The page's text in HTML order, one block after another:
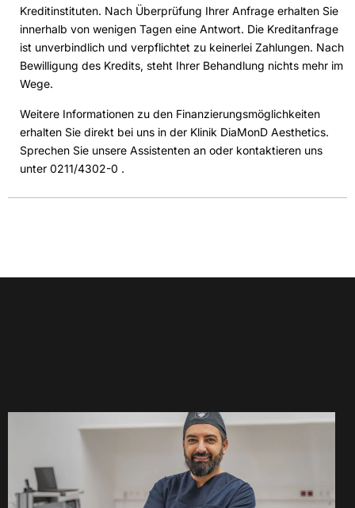
Kreditinstituten. Nach Überprüfung Ihrer Anfrage erhalten Sie
innerhalb von wenigen Tagen eine Antwort. Die Kreditanfrage
ist unverbindlich und verpflichtet zu keinerlei Zahlungen. Nach
Bewilligung des Kredits, steht Ihrer Behandlung nichts mehr im
Wege.
Weitere Informationen zu den Finanzierungsmöglichkeiten
erhalten Sie direkt bei uns in der Klinik DiaMonD Aesthetics.
Sprechen Sie unsere Assistenten an oder kontaktieren uns
unter 0211/4302-0 .